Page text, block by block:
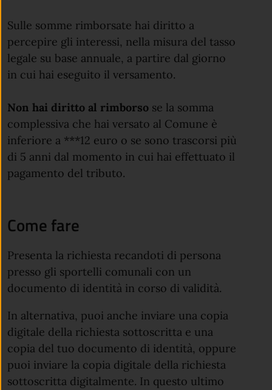
Sulle somme rimborsate hai diritto a
percepire gli interessi, nella misura del tasso
legale su base annuale, a partire dal giorno
in cui hai eseguito il versamento.
Non hai diritto al rimborso se la somma
complessiva che hai versato al Comune è
inferiore a ***12 euro o se sono trascorsi più
di 5 anni dal momento in cui hai effettuato il
pagamento del tributo.
Come fare
Presenta la richiesta recandoti di persona
presso gli sportelli comunali con un
documento di identità in corso di validità.
In alternativa, puoi anche inviare una copia
digitale della richiesta sottoscritta e una
copia del tuo documento di identità, oppure
puoi inviare la copia digitale della richiesta
sottoscritta digitalmente. In questo ultimo